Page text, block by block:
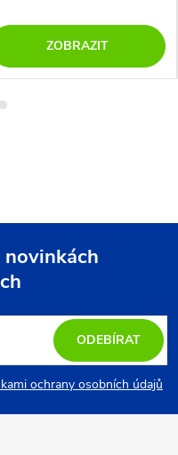
ZOBRAZIT
ochrany osobních údajů
ODEBÍRAT